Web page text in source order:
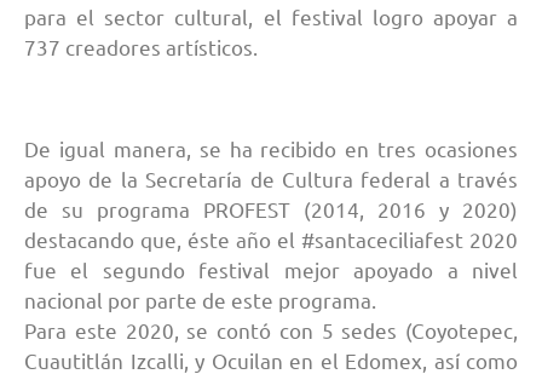
para el sector cultural, el festival logro apoyar a
737 creadores artísticos.
De igual manera, se ha recibido en tres ocasiones
apoyo de la Secretaría de Cultura federal a través
de su programa PROFEST (2014, 2016 y 2020)
destacando que, éste año el #santaceciliafest 2020
fue el segundo festival mejor apoyado a nivel
nacional por parte de este programa.
Para este 2020, se contó con 5 sedes (Coyotepec,
Cuautitlán Izcalli, y Ocuilan en el Edomex, así como